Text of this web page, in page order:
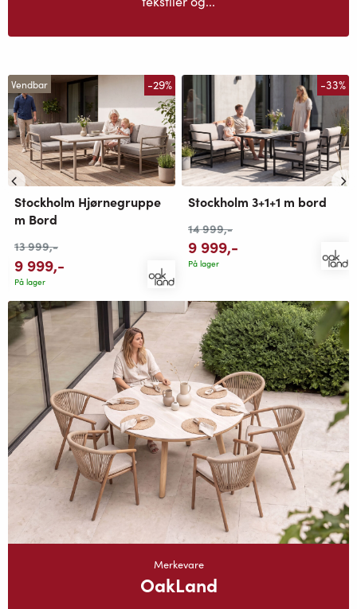
Vendbar -29%
Stockholm Hjørnegruppe
m Bord
13 999,-
9 999,-
På lager
-33%
Stockholm 3+1+1 m bord
14 999,-
9 999,-
På lager
Merkevare
OakLand